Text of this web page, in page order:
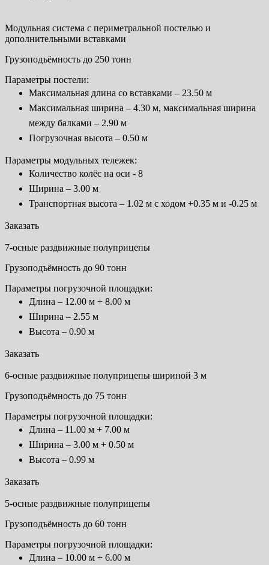
Модульная система с периметральной постелью и
дополнительными вставками
Грузоподъёмность до 250 тонн
Параметры постели:
Максимальная длина со вставками – 23.50 м
Максимальная ширина – 4.30 м, максимальная ширина
между балками – 2.90 м
Погрузочная высота – 0.50 м
Параметры модульных тележек:
Количество колёс на оси - 8
Ширина – 3.00 м
Транспортная высота – 1.02 м с ходом +0.35 м и -0.25 м
Заказать
7-осные раздвижные полуприцепы
Грузоподъёмность до 90 тонн
Параметры погрузочной площадки:
Длина – 12.00 м + 8.00 м
Ширина – 2.55 м
Высота – 0.90 м
Заказать
6-осные раздвижные полуприцепы шириной 3 м
Грузоподъёмность до 75 тонн
Параметры погрузочной площадки:
Длина – 11.00 м + 7.00 м
Ширина – 3.00 м + 0.50 м
Высота – 0.99 м
Заказать
5-осные раздвижные полуприцепы
Грузоподъёмность до 60 тонн
Параметры погрузочной площадки:
Длина – 10.00 м + 6.00 м